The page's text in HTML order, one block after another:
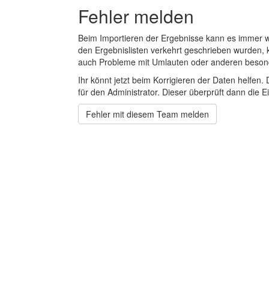
Fehler melden
Beim Importieren der Ergebnisse kann es
den Ergebnislisten verkehrt geschrieben
auch Probleme mit Umlauten oder anderen
Ihr könnt jetzt beim Korrigieren der Daten
für den Administrator. Dieser überprüft dann die
Fehler mit diesem Team melden